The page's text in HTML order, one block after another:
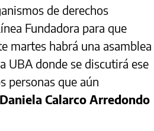
de derechos
Fundadora para que
martes habrá una asamblea
UBA donde se discutirá ese
personas que aún
Daniela Calarco Arredondo